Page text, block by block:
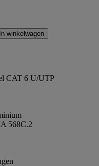
In winkelwagen
CAT 6 U/UTP
568C.2